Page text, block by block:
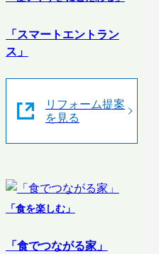
「スマートエントラン
ス」
リフォーム提案
を見る
「食を楽しむ」
「食でつながる家」